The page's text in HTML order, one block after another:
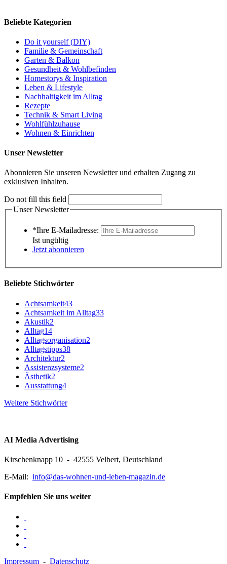
Beliebte Kategorien
Do it yourself (DIY)
Familie & Gemeinschaft
Garten & Balkon
Gesundheit & Wohlbefinden
Homestorys & Inspiration
Leben & Lifestyle
Nachhaltigkeit im Alltag
Rezepte
Technik & Smart Living
Wohlfühlzuhause
Wohnen & Einrichten
Unser Newsletter
Abonnieren Sie unseren Newsletter und erhalten Zugang zu
exklusiven Inhalten.
Do not fill this field
Unser Newsletter
*Ihre E-Mailadresse:
Ist ungültig
Jetzt abonnieren
Beliebte Stichwörter
Achtsamkeit43
Achtsamkeit im Alltag33
Akustik2
Alltag14
Alltagsorganisation2
Alltagstipps38
Architektur2
Assistenzsysteme2
Ästhetik2
Ausstattung4
Weitere Stichwörter
AI Media Advertising
Kirschenknapp 10 - 42555 Velbert, Deutschland
E-Mail: info@das-wohnen-und-leben-magazin.de
Empfehlen Sie uns weiter
Impressum - Datenschutz